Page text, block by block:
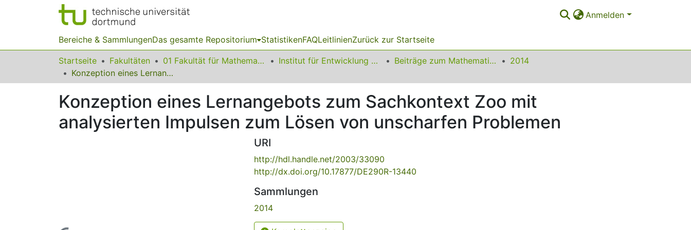
Anmelden
Bereiche & SammlungenDas gesamte Repositorium StatistikenFAQLeitlinienZurück zur Startseite
Startseite Fakultäten 01 Fakultät für Mathematik Institut für Entwicklung und Erforschung des Mathematikunterrichts Beiträge zum Mathematikunterricht
2014
Konzeption eines Lernangebots zum Sachkontext Zoo mit analysierten Impulsen zum Lösen von unscharfen Problemen
Konzeption eines Lernangebots zum Sachkontext Zoo mit
analysierten Impulsen zum Lösen von unscharfen Problemen
URI
http://hdl.handle.net/2003/33090
http://dx.doi.org/10.17877/DE290R-13440
Sammlungen
2014